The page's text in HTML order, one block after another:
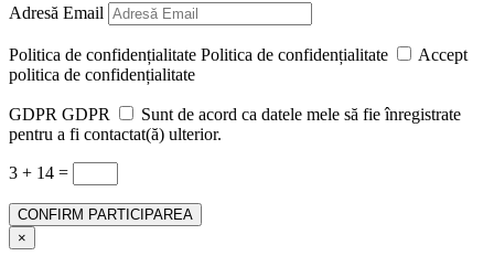
Adresă Email
Politica de confidențialitate Politica de confidențialitate
Accept
politica de confidențialitate
GDPR GDPR
Sunt de acord ca datele mele să fie înregistrate
pentru a fi contactat(ă) ulterior.
3 + 14 =
CONFIRM PARTICIPAREA
×